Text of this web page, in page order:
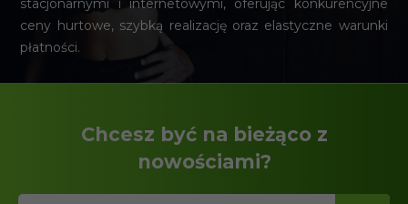
stacjonarnymi i internetowymi, oferując konkurencyjne
ceny hurtowe, szybką realizację oraz elastyczne warunki
płatności.
Chcesz być na bieżąco z
nowościami?